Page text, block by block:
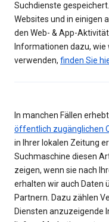
Suchdienste
Websites und in einigen
den Web- & App-
Informationen dazu,
verwenden, finden Sie
In manchen Fällen
öffentlich zugänglichen
in Ihrer lokalen Zeitung
Suchmaschine diesen
zeigen, wenn sie nach
erhalten wir auch Daten
Partnern. Dazu zählen
Diensten anzuzeigende